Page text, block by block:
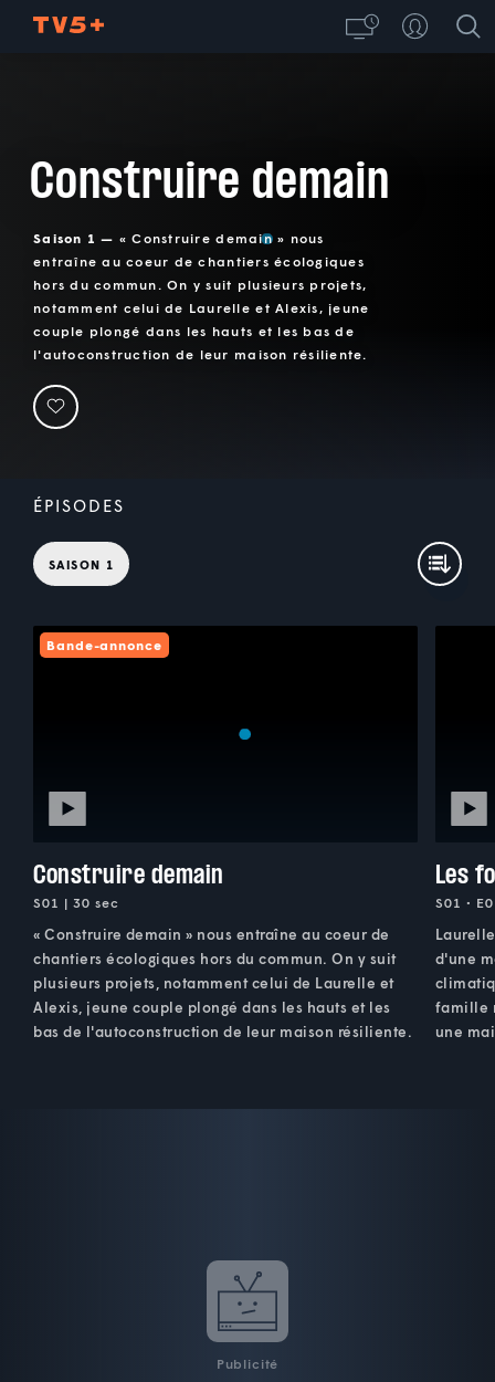
Construire demain
Saison 1 — « Construire demain » nous
entraîne au coeur de chantiers écologiques
hors du commun. On y suit plusieurs projets,
notamment celui de Laurelle et Alexis, jeune
couple plongé dans les hauts et les bas de
l'autoconstruction de leur maison résiliente.
ÉPISODES
SAISON 1
Bande-annonce
Construire demain
S01 | 30 sec
« Construire demain » nous entraîne au coeur de
chantiers écologiques hors du commun. On y suit
plusieurs projets, notamment celui de Laurelle et
Alexis, jeune couple plongé dans les hauts et les
bas de l'autoconstruction de leur maison résiliente.
Les
S01 •
d'une
famille
une
Publicité